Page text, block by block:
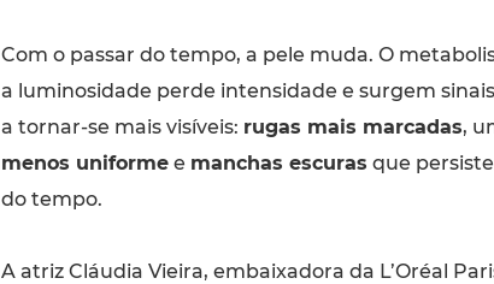
Com o passar do tempo, a pele muda. O
a luminosidade perde intensidade e surgem
a tornar-se mais visíveis: rugas mais marcadas,
menos uniformee manchas escuras que
do tempo.
A atriz Cláudia Vieira, embaixadora da L’Oréal